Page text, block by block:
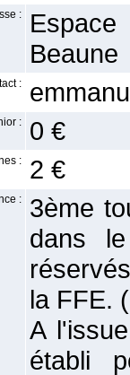
:
Beaune
:
: 0 €
: 2 €
:
3ème
dans
la FFE.
A
établi